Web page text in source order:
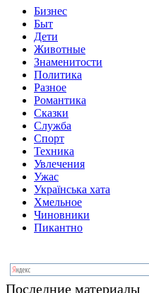
Бизнес
Быт
Дети
Животные
Знаменитости
Политика
Разное
Романтика
Сказки
Служба
Спорт
Техника
Увлечения
Ужас
Українська хата
Хмельное
Чиновники
Пикантно
Последние материалы